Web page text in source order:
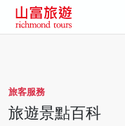
旅客服務
旅遊景點百科